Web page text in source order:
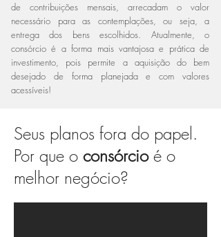
de contribuições mensais, arrecadam o valor
necessário para as contemplações, ou seja, a
entrega dos bens escolhidos. Atualmente, o
consórcio é a forma mais vantajosa e prática de
investimento, pois permite a aquisição do bem
desejado de forma planejada e com valores
acessíveis!
Seus planos fora do papel.
Por que o consórcioé o
melhor negócio?